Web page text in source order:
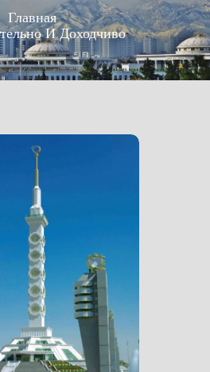
Главная
И Доходчиво